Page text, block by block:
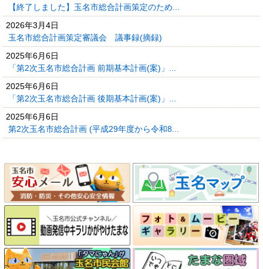
【終了しました】玉名市総合計画策定のため...
2026年3月4日
玉名市総合計画策定審議会 議事録(摘録)
2025年6月6日
「第2次玉名市総合計画 前期基本計画(案)」...
2025年6月6日
「第2次玉名市総合計画 後期基本計画(案)」...
2025年6月6日
第2次玉名市総合計画 (平成29年度から令和8...